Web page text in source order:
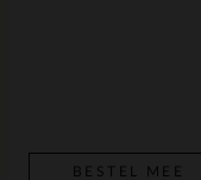
BESTEL MEE